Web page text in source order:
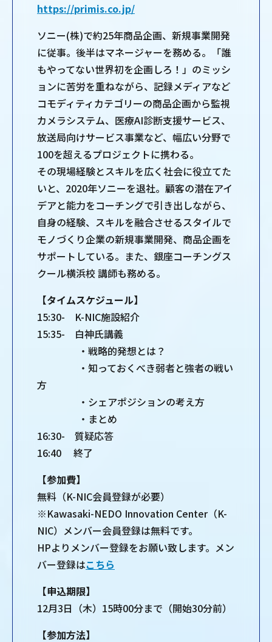
https://primis.co.jp/
ソニー(株)で約25年商品企画、新規事業開発
に従事。後半はマネージャーを務める。「誰
もやってない世界初を企画しろ！」のミッシ
ョンに苦労を重ねながら、記録メディアなど
コモディティカテゴリーの商品企画から監視
カメラシステム、医療AI診断支援サービス、
放送局向けサービス事業など、幅広い分野で
100を超えるプロジェクトに携わる。
その現場経験とスキルを広く社会に役立てた
いと、2020年ソニーを退社。顧客の潜在アイ
デアと能力をコーチングで引き出しながら、
自身の経験、スキルを融合させるスタイルで
モノづくり企業の新規事業開発、商品企画を
サポートしている。また、銀座コーチングス
クール横浜校 講師も務める。
【タイムスケジュール】
15:30- K-NIC施設紹介
15:35- 白神氏講義
・戦略的発想とは？
・知っておくべき弱者と強者の戦い
方
・シェアポジションの考え方
・まとめ
16:30- 質疑応答
16:40 終了
【参加費】
無料（K-NIC会員登録が必要）
※Kawasaki-NEDO Innovation Center（K-
NIC）メンバー会員登録は無料です。
HPよりメンバー登録をお願い致します。メン
バー登録はこちら
【申込期限】
12⽉3⽇（木）15時00分まで（開始30分前）
【参加⽅法】